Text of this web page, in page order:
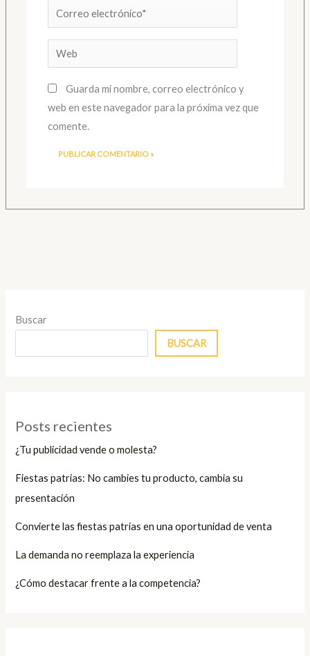
Correo
electrónico*
Web
Guarda mi nombre, correo electrónico y
web en este navegador para la próxima vez que
comente.
Buscar
BUSCAR
Posts recientes
¿Tu publicidad vende o molesta?
Fiestas patrias: No cambies tu producto, cambia su
presentación
Convierte las fiestas patrias en una oportunidad de venta
La demanda no reemplaza la experiencia
¿Cómo destacar frente a la competencia?